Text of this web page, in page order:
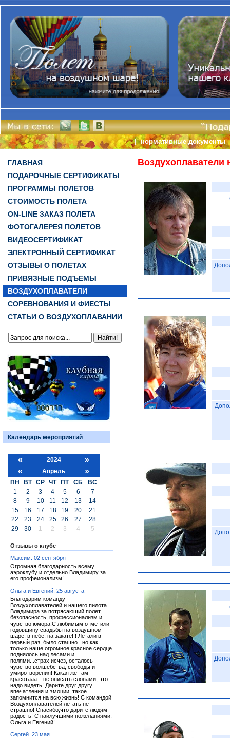
|нормативные документы
ГЛАВНАЯ
ПОДАРОЧНЫЕ СЕРТИФИКАТЫ
ПРОГРАММЫ ПОЛЕТОВ
СТОИМОСТЬ ПОЛЕТА
ON-LINE ЗАКАЗ ПОЛЕТА
ФОТОГАЛЕРЕЯ ПОЛЕТОВ
ВИДЕОСЕРТИФИКАТ
ЭЛЕКТРОННЫЙ СЕРТИФИКАТ
ОТЗЫВЫ О ПОЛЕТАХ
ПРИВЯЗНЫЕ ПОДЪЕМЫ
ВОЗДУХОПЛАВАТЕЛИ
СОРЕВНОВАНИЯ И ФИЕСТЫ
СТАТЬИ О ВОЗДУХОПЛАВАНИИ
Календарь мероприятий
« 2024
»
«
Апрель »
ПН ВТ СР ЧТ ПТ СБ
ВС
1
2 3 4 5 6
7
8
9 10 11 12 13
14
15
16 17 18 19 20
21
22
23 24 25 26 27
28
29
30 1 2 3 4 5
Отзывы о клубе
Максим. 02 сентября
Огромная благодарность всему
аэроклубу и отдельно Владимиру за
его профеионализм!
Ольга и Евгений. 25 августа
Благодарим команду
Воздухоплавателей и нашего пилота
Владимира за потрясающий полет,
безопасность, профессионализм и
чувство юмора!С любимым отметили
годовщину свадьбы на воздушном
шаре, в небе, на закате!!! Летали в
первый раз, было сташно...но как
только наше огромное красное сердце
поднялось над лесами и
полями...страх исчез, осталось
чувство волшебства, свободы и
умиротворения! Какая же там
красотааа... не описать словами, это
надо видеть! Дарите друг другу
впечатления и эмоции, такое
запомнится на всю жизнь! С командой
Воздухоплавателей летать не
страшно! Спасибо,что дарите людям
радость! С наилучшими пожеланиями,
Ольга и Евгений!
Сергей. 23 мая
Воздухоплаватели